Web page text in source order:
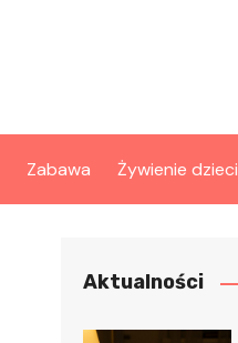
Zabawa Żywienie dzieci
Aktualności